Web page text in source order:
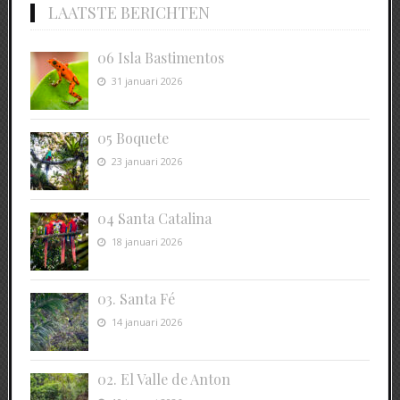
LAATSTE BERICHTEN
06 Isla Bastimentos
31 januari 2026
05 Boquete
23 januari 2026
04 Santa Catalina
18 januari 2026
03. Santa Fé
14 januari 2026
02. El Valle de Anton